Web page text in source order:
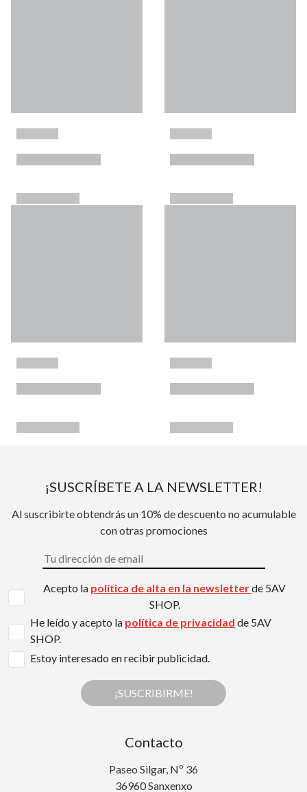
¡SUSCRÍBETE A LA NEWSLETTER!
Al suscribirte obtendrás un 10% de descuento no acumulable
con otras promociones
Acepto la política de alta en la newsletterde 5AV
SHOP.
He leído y acepto la política de privacidad de 5AV
SHOP.
Estoy interesado en recibir publicidad.
¡SUSCRIBIRME!
Contacto
Paseo Silgar, Nº 36
36960 Sanxenxo